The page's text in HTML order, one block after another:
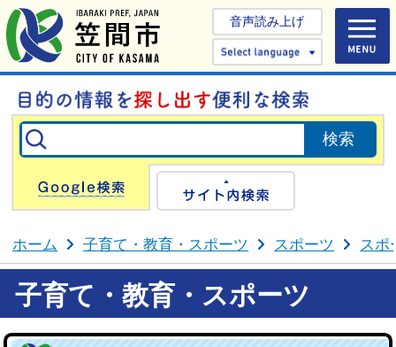
音声読み上げ
Select
Google検索
ホーム 子育て・教育・スポーツ スポーツ スポ
子育て・教育・スポーツ